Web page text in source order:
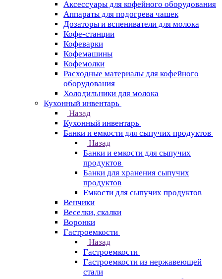
Аксессуары для кофейного оборудования
Аппараты для подогрева чашек
Дозаторы и вспениватели для молока
Кофе-станции
Кофеварки
Кофемашины
Кофемолки
Расходные материалы для кофейного
оборудования
Холодильники для молока
Кухонный инвентарь
Назад
Кухонный инвентарь
Банки и емкости для сыпучих продуктов
Назад
Банки и емкости для сыпучих
продуктов
Банки для хранения сыпучих
продуктов
Емкости для сыпучих продуктов
Венчики
Веселки, скалки
Воронки
Гастроемкости
Назад
Гастроемкости
Гастроемкости из нержавеющей
стали